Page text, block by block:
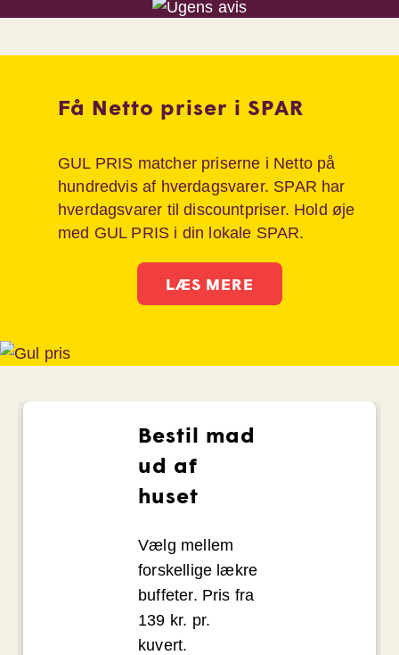
Få Netto priser i SPAR
GUL PRIS matcher priserne i Netto på
hundredvis af hverdagsvarer. SPAR har
hverdagsvarer til discountpriser. Hold øje
med GUL PRIS i din lokale SPAR.
LÆS MERE
Bestil mad
ud af
huset
Vælg mellem
forskellige lækre
buffeter. Pris fra
139 kr. pr.
kuvert.